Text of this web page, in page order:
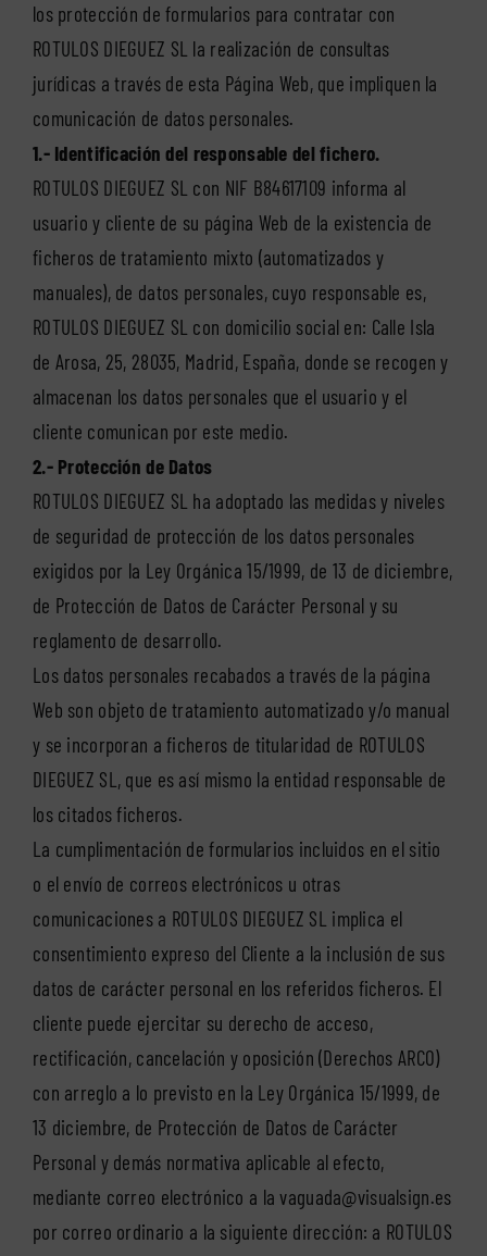
los protección de formularios para contratar con
ROTULOS DIEGUEZ SL la realización de consultas
jurídicas a través de esta Página Web, que impliquen la
comunicación de datos personales.
1.- Identificación del responsable del fichero.
ROTULOS DIEGUEZ SL con NIF B84617109 informa al
usuario y cliente de su página Web de la existencia de
ficheros de tratamiento mixto (automatizados y
manuales), de datos personales, cuyo responsable es,
ROTULOS DIEGUEZ SL con domicilio social en: Calle Isla
de Arosa, 25, 28035, Madrid, España, donde se recogen y
almacenan los datos personales que el usuario y el
cliente comunican por este medio.
2.- Protección de Datos
ROTULOS DIEGUEZ SL ha adoptado las medidas y niveles
de seguridad de protección de los datos personales
exigidos por la Ley Orgánica 15/1999, de 13 de diciembre,
de Protección de Datos de Carácter Personal y su
reglamento de desarrollo.
Los datos personales recabados a través de la página
Web son objeto de tratamiento automatizado y/o manual
y se incorporan a ficheros de titularidad de ROTULOS
DIEGUEZ SL, que es así mismo la entidad responsable de
los citados ficheros.
La cumplimentación de formularios incluidos en el sitio
o el envío de correos electrónicos u otras
comunicaciones a ROTULOS DIEGUEZ SL implica el
consentimiento expreso del Cliente a la inclusión de sus
datos de carácter personal en los referidos ficheros. El
cliente puede ejercitar su derecho de acceso,
rectificación, cancelación y oposición (Derechos ARCO)
con arreglo a lo previsto en la Ley Orgánica 15/1999, de
13 diciembre, de Protección de Datos de Carácter
Personal y demás normativa aplicable al efecto,
mediante correo electrónico a la vaguada@visualsign.es
por correo ordinario a la siguiente dirección: a ROTULOS